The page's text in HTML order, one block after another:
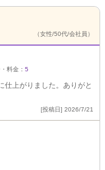
（女性/50代/会社員）
料金： 5
仕上がりました。ありがと
[投稿日] 2026/7/21